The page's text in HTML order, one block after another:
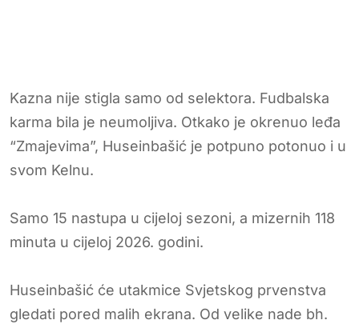
Kazna nije stigla samo od selektora. Fudbalska
karma bila je neumoljiva. Otkako je okrenuo leđa
“Zmajevima”, Huseinbašić je potpuno potonuo i u
svom Kelnu.
Samo 15 nastupa u cijeloj sezoni, a mizernih 118
minuta u cijeloj 2026. godini.
Huseinbašić će utakmice Svjetskog prvenstva
gledati pored malih ekrana. Od velike nade bh.